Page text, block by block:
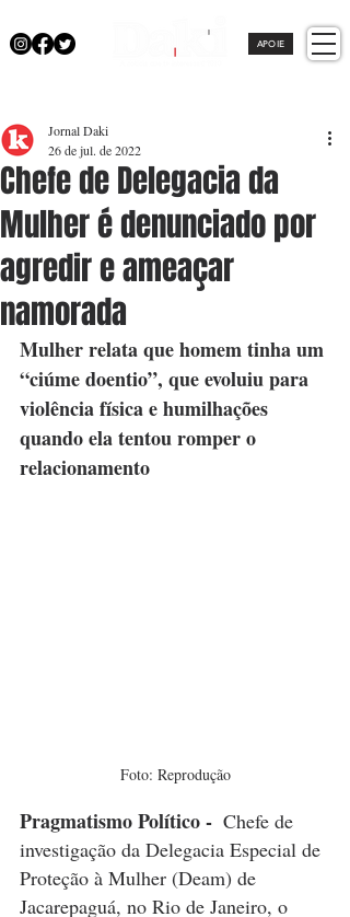
APOIE
Chefe de Delegacia da
Mulher é denunciado por
agredir e ameaçar
namorada
Jornal Daki
26 de jul. de 2022
Mulher relata que homem tinha um
“ciúme doentio”, que evoluiu para
violência física e humilhações
quando ela tentou romper o
relacionamento
Foto: Reprodução
Pragmatismo Político - Chefe de
investigação da Delegacia Especial de
Proteção à Mulher (Deam) de
Jacarepaguá, no Rio de Janeiro, o